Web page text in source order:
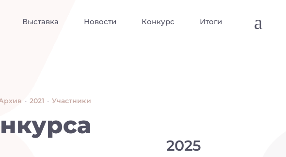
a
Итоги
Конкурс
Новости
Выставка
Участники
•
2021
•
2025